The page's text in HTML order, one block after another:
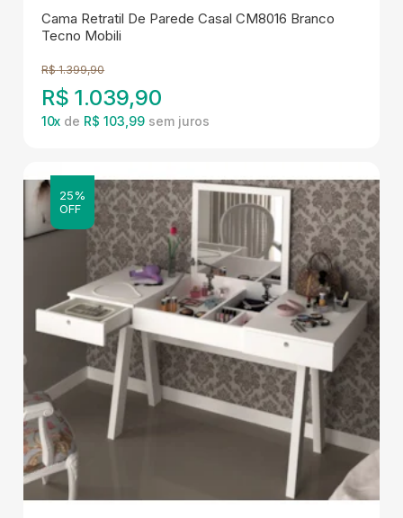
Cama Retratil De Parede Casal CM8016 Branco
Tecno Mobili
R$ 1.399,90
R$ 1.039,90
10x de R$ 103,99
25%
OFF